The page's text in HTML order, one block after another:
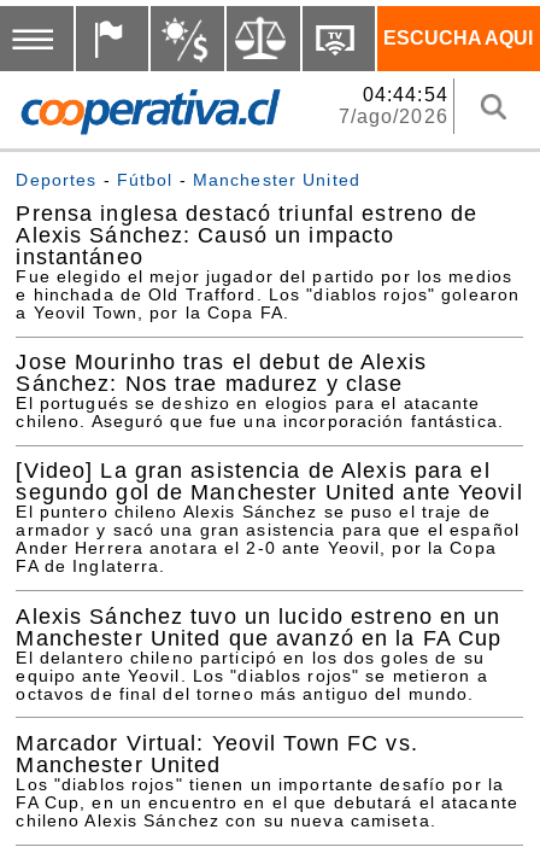
ESCUCHA AQUI
04:44:54
7/ago/2026
Deportes - Fútbol - Manchester United
Prensa inglesa destacó triunfal estreno de
Alexis Sánchez: Causó un impacto
instantáneo
Fue elegido el mejor jugador del partido por los medios
e hinchada de Old Trafford. Los "diablos rojos" golearon
a Yeovil Town, por la Copa FA.
Jose Mourinho tras el debut de Alexis
Sánchez: Nos trae madurez y clase
El portugués se deshizo en elogios para el atacante
chileno. Aseguró que fue una incorporación fantástica.
[Video] La gran asistencia de Alexis para el
segundo gol de Manchester United ante Yeovil
El puntero chileno Alexis Sánchez se puso el traje de
armador y sacó una gran asistencia para que el español
Ander Herrera anotara el 2-0 ante Yeovil, por la Copa
FA de Inglaterra.
Alexis Sánchez tuvo un lucido estreno en un
Manchester United que avanzó en la FA Cup
El delantero chileno participó en los dos goles de su
equipo ante Yeovil. Los "diablos rojos" se metieron a
octavos de final del torneo más antiguo del mundo.
Marcador Virtual: Yeovil Town FC vs.
Manchester United
Los "diablos rojos" tienen un importante desafío por la
FA Cup, en un encuentro en el que debutará el atacante
chileno Alexis Sánchez con su nueva camiseta.